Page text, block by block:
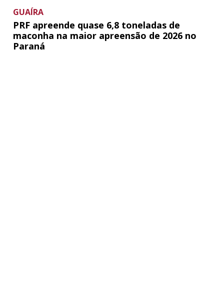
GUAÍRA
PRF apreende quase 6,8 toneladas de
maconha na maior apreensão de 2026 no
Paraná